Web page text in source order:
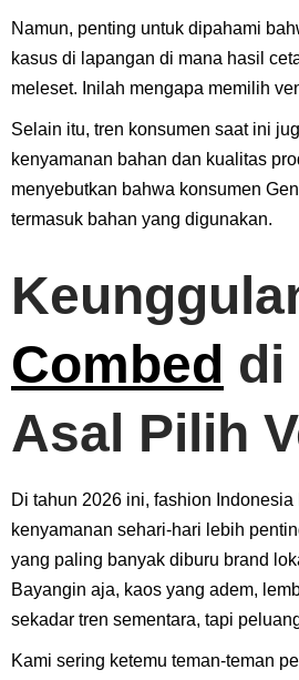
Namun, penting untuk dipahami
kasus di lapangan di mana hasil
meleset. Inilah mengapa memilih
Selain itu, tren konsumen saat ini
kenyamanan bahan dan kualitas
menyebutkan bahwa konsumen
termasuk bahan yang digunakan.
Combed di
Asal Pilih
Di tahun 2026 ini, fashion
kenyamanan sehari-hari lebih
yang paling banyak diburu brand
Bayangin aja, kaos yang adem,
sekadar tren sementara, tapi
Kami sering ketemu teman-teman